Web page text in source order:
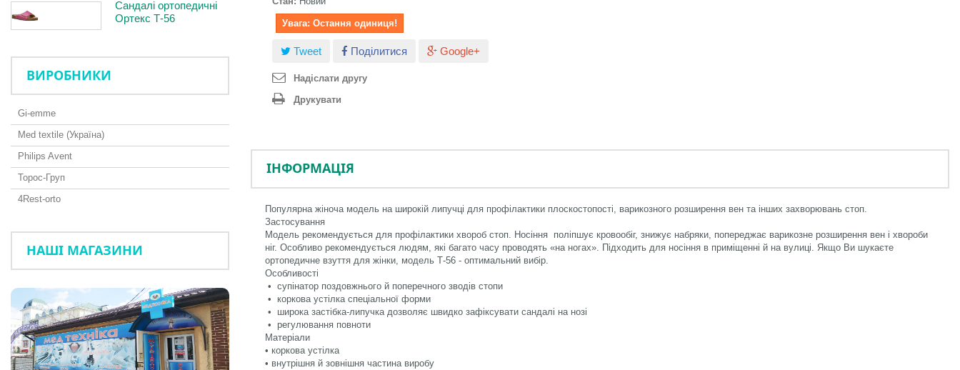
Сандалі ортопедичні
Ортекс Т-56
ВИРОБНИКИ
Gi-emme
Med textile (Україна)
Philips Avent
Торос-Груп
4Rest-orto
НАШІ МАГАЗИНИ
Увага: Остання одиниця!
Tweet Поділитися Google+
Надіслати другу
Друкувати
ІНФОРМАЦІЯ
Популярна жіноча модель на широкій липучці для профілактики плоскостопості, варикозного розширення вен та інших захворювань стоп.
Застосування
Модель рекомендується для профілактики хвороб стоп. Носіння поліпшує кровообіг, знижує набряки, попереджає варикозне розширення вен і хвороби
ніг. Особливо рекомендується людям, які багато часу проводять «на ногах». Підходить для носіння в приміщенні й на вулиці. Якщо Ви шукаєте
ортопедичне взуття для жінки, модель Т-56 - оптимальний вибір.
Особливості
• супінатор поздовжнього й поперечного зводів стопи
• коркова устілка спеціальної форми
• широка застібка-липучка дозволяє швидко зафіксувати сандалі на нозі
• регулювання повноти
Матеріали
• коркова устілка
• внутрішня й зовнішня частина виробу